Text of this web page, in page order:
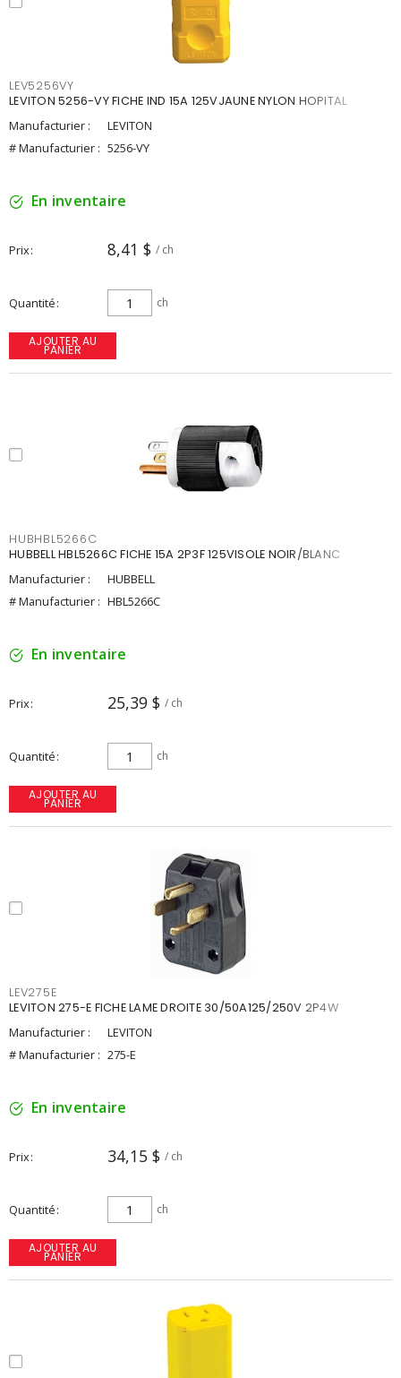
LEV5256VY
LEVITON 5256-VY FICHE IND 15A 125VJAUNE NYLON HOPITAL
Manufacturier :
LEVITON
# Manufacturier : 5256-VY
En inventaire
Prix 8,41 $ / ch
Quantité ch
AJOUTER AU
PANIER
HUBHBL5266C
HUBBELL HBL5266C FICHE 15A 2P3F 125VISOLE NOIR/BLANC
Manufacturier :
HUBBELL
# Manufacturier : HBL5266C
En inventaire
Prix 25,39 $ / ch
Quantité ch
AJOUTER AU
PANIER
LEV275E
LEVITON 275-E FICHE LAME DROITE 30/50A125/250V 2P4W
Manufacturier :
LEVITON
# Manufacturier : 275-E
En inventaire
Prix 34,15 $ / ch
Quantité ch
AJOUTER AU
PANIER